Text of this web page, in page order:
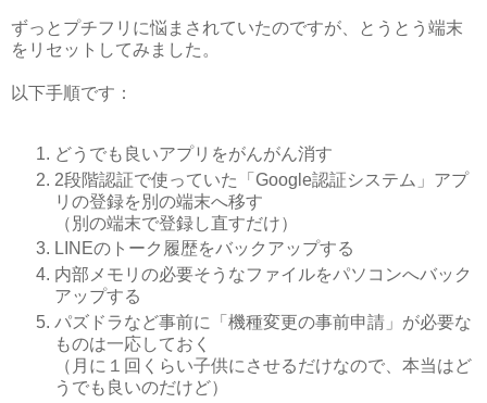
ずっとプチフリに悩まされていたのですが、とうとう端末
をリセットしてみました。
以下手順です：
どうでも良いアプリをがんがん消す
2段階認証で使っていた「Google認証システム」アプ
リの登録を別の端末へ移す
（別の端末で登録し直すだけ）
LINEのトーク履歴をバックアップする
内部メモリの必要そうなファイルをパソコンへバック
アップする
パズドラなど事前に「機種変更の事前申請」が必要な
ものは一応しておく
（月に１回くらい子供にさせるだけなので、本当はど
うでも良いのだけど）